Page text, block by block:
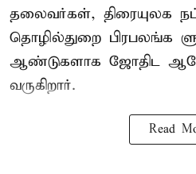
தலைவர்கள், திரையுலக
தொழில்துறை பிரபலங்க
ஆண்டுகளாக ஜோதிட
வருகிறார்.
Read